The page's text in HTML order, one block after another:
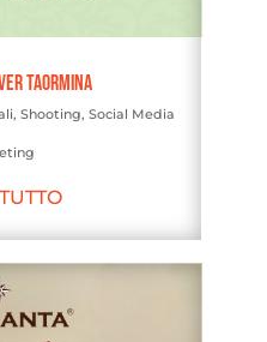
Taormina
, Shooting, Social Media